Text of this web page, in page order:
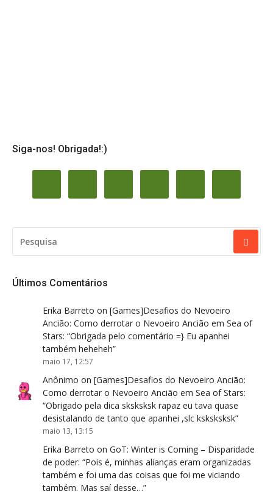
Siga-nos! Obrigada!:)
POR:
Últimos Comentários
Erika Barreto on [Games]Desafios do Nevoeiro
Ancião: Como derrotar o Nevoeiro Ancião em Sea of
Stars: “Obrigada pelo comentário =} Eu apanhei
também heheheh”
maio 17, 12:57
Anônimo on [Games]Desafios do Nevoeiro Ancião:
Como derrotar o Nevoeiro Ancião em Sea of Stars:
“Obrigado pela dica sksksksk rapaz eu tava quase
desistalando de tanto que apanhei ,slc ksksksksk”
maio 13, 13:15
Erika Barreto on GoT: Winter is Coming – Disparidade
de poder: “Pois é, minhas alianças eram organizadas
também e foi uma das coisas que foi me viciando
também. Mas saí desse…”